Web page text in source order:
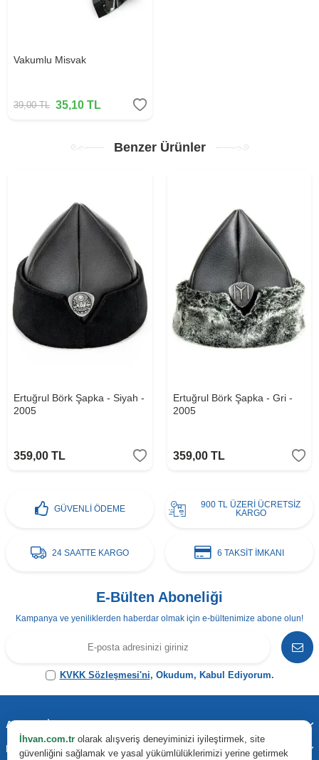
Vakumlu Misvak
39,00TL 35,10 TL
Benzer Ürünler
Ertuğrul Börk Şapka - Siyah -
2005
359,00 TL
Ertuğrul Börk Şapka - Gri -
2005
359,00TL
GÜVENLİ ÖDEME
900 TL ÜZERİ ÜCRETSİZ
KARGO
24 SAATTE KARGO 6 TAKSİT İMKANI
E-Bülten Aboneliği
Kampanya ve yeniliklerden haberdar olmak için e-bültenimize abone olun!
KVKK Sözleşmesi'ni, Okudum, Kabul Ediyorum.
Adres & İletişim
Kategoriler
İhvan.com.tr olarak alışveriş deneyiminizi iyileştirmek, site
güvenliğini sağlamak ve yasal yükümlülüklerimizi yerine getirmek